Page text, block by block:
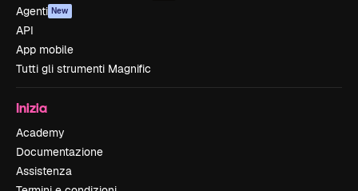
Agenti New
API
App mobile
Tutti gli strumenti Magnific
Inizia
Academy
Documentazione
Assistenza